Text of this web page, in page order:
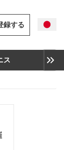
録する
ス